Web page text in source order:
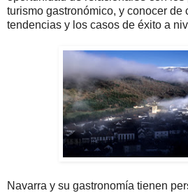
turismo gastronómico, y conocer de
tendencias y los casos de éxito a
Navarra y su gastronomía tienen